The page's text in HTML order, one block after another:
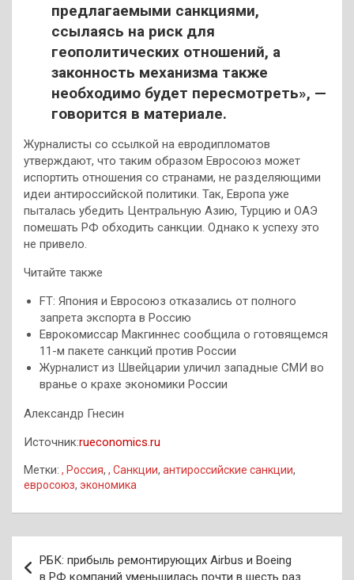
предлагаемыми санкциями,
ссылаясь на риск для
геополитических отношений, а
законность механизма также
необходимо будет пересмотреть», —
говорится в материале.
Журналисты со ссылкой на евродипломатов
утверждают, что таким образом Евросоюз может
испортить отношения со странами, не разделяющими
идеи антироссийской политики. Так, Европа уже
пыталась убедить Центральную Азию, Турцию и ОАЭ
помешать РФ обходить санкции. Однако к успеху это
не привело.
Читайте также
FT: Япония и Евросоюз отказались от полного
запрета экспорта в Россию
Еврокомиссар Макгиннес сообщила о готовящемся
11-м пакете санкций против России
Журналист из Швейцарии уличил западные СМИ во
вранье о крахе экономики России
Александр Гнесин
Источник:rueconomics.ru
Метки: , Россия, , Санкции, антироссийские санкции,
евросоюз, экономика
по
РБК: прибыль ремонтирующих Airbus и Boeing
в РФ компаний уменьшилась почти в шесть раз